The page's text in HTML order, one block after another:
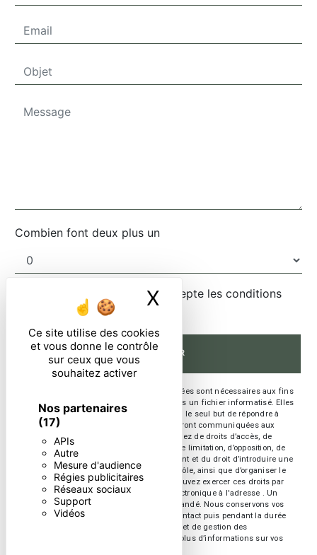
Ce site utilise des cookies
et vous donne le contrôle
sur ceux que vous
souhaitez activer
Nos partenaires
(17)
APIs
Autre
Mesure d'audience
Régies publicitaires
Réseaux sociaux
Support
Vidéos
X Masquer le
Combien font deux plus un
En cochant cette case, j'accepte les conditions
particulières ci-dessous **
ENVOYER
** Les données personnelles communiquées sont nécessaires aux fins
de vous contacter et sont enregistrées dans un fichier informatisé. Elles
sont destinées à et ses sous-traitants dans le seul but de répondre à
votre message. Les données collectées seront communiquées aux
seuls destinataires suivants: . Vous disposez de droits d’accès, de
rectification, d’effacement, de portabilité, de limitation, d’opposition, de
retrait de votre consentement à tout moment et du droit d’introduire une
réclamation auprès d’une autorité de contrôle, ainsi que d’organiser le
sort de vos données post-mortem. Vous pouvez exercer ces droits par
voie postale à l'adresse ou par courrier électronique à l'adresse . Un
justificatif d'identité pourra vous être demandé. Nous conservons vos
données pendant la période de prise de contact puis pendant la durée
de prescription légale aux fins probatoires et de gestion des
contentieux. Consultez le site cnil.fr pour plus d’informations sur vos